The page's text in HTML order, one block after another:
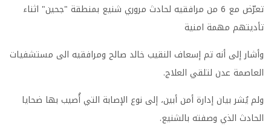
تعرّض مع 6 من مرافقيه لحادث مروري شنيع بمنطقة "جحين" اثناء
تأديتهم مهمة امنية
وأشار إلى أنه تم إسعاف النقيب خالد صالح ومرافقيه الى مستشفيات
العاصمة عدن لتلقي العلاج.
ولم يُشر بيان إدارة أمن أبين، إلى نوع الإصابة التي أُصيب بها ضحايا
الحادث الذي وصفته بالشنيع.